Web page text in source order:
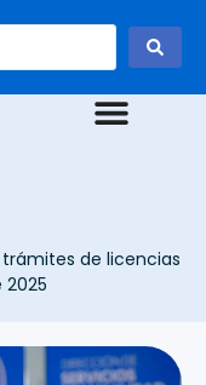
de licencias